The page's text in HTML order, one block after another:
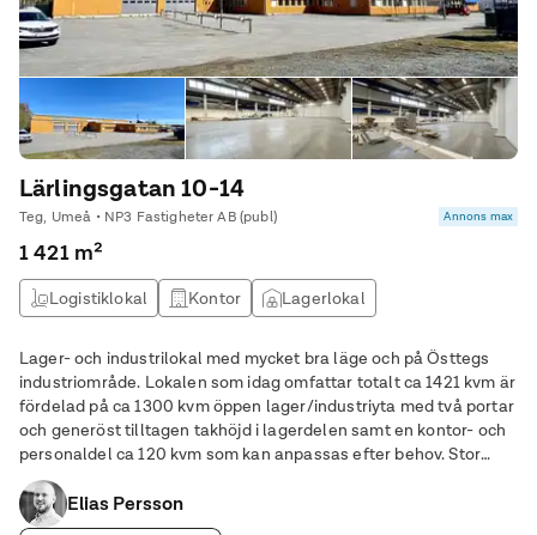
Lärlingsgatan 10-14
Teg, Umeå • NP3 Fastigheter AB (publ) Annons max
1 421 m²
Logistiklokal Kontor
Lagerlokal
Lager- och industrilokal med mycket bra läge och på Östtegs
industriområde. Lokalen som idag omfattar totalt ca 1421 kvm är
fördelad på ca 1300 kvm öppen lager/industriyta med två portar
och generöst tilltagen takhöjd i lagerdelen samt en kontor- och
personaldel ca 120 kvm som kan anpassas efter behov. Stor
inhägnad innergård. För ytterligare information, välkommen att
kontakta Elias Persson, NP3
Elias Persson